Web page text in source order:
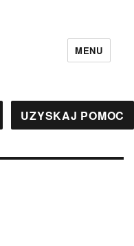
MENU
UZYSKAJ POMOC